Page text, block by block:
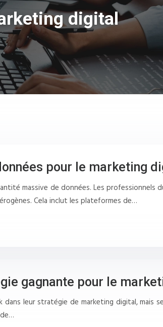
digital
pour le marketing
massive de données. Les
Cela inclut les plateformes de…
gagnante pour le
leur stratégie de marketing digital, mais